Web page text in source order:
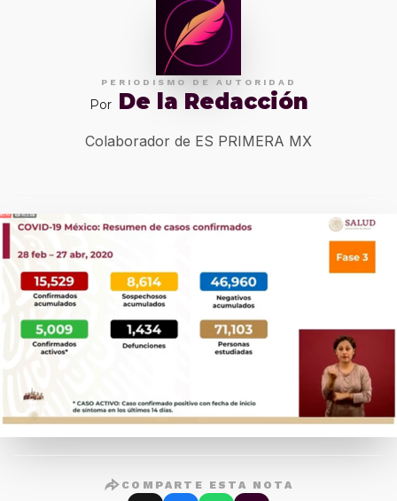
PERIODISMO DE AUTORIDAD
Por De la Redacción
Colaborador de ES PRIMERA MX
COMPARTE ESTA NOTA